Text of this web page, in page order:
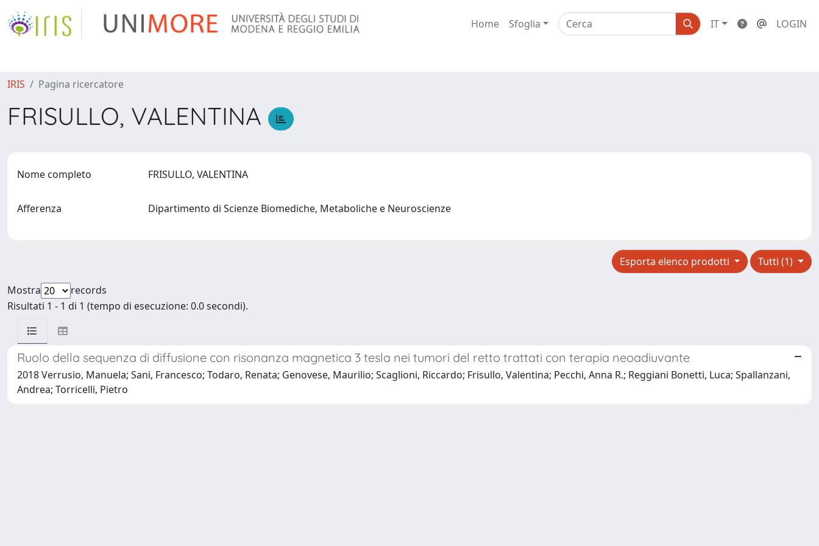
Home Sfoglia IT LOGIN
IRIS Pagina ricercatore
FRISULLO, VALENTINA
Nome completo FRISULLO, VALENTINA
Afferenza Dipartimento di Scienze Biomediche, Metaboliche e Neuroscienze
Tutti (1)
Esporta elenco prodotti
Mostra
records
Risultati 1 - 1 di 1 (tempo di esecuzione: 0.0 secondi).
Ruolo della sequenza di diffusione con risonanza magnetica 3 tesla nei tumori del retto trattati con terapia neoadiuvante
2018 Verrusio, Manuela; Sani, Francesco; Todaro, Renata; Genovese, Maurilio; Scaglioni, Riccardo; Frisullo, Valentina; Pecchi, Anna R.; Reggiani Bonetti, Luca; Spallanzani,
Andrea; Torricelli, Pietro